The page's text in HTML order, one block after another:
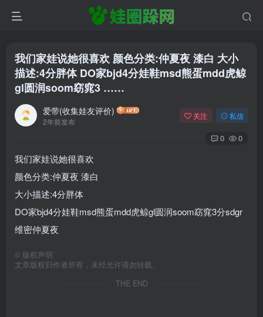
我们家娃说她很喜欢 颜色分类:仲夏夜 漆白 大小
描述:4分胖体 DO家bjd4分娃鞋msd熊蛋mdd虎鲸
gl圆润soom窈窕3 ……
爱带(收集娃友评价)
2年前发布
关注 私信
0 0
我们家娃说她很喜欢
颜色分类:仲夏夜 漆白
大小描述:4分胖体
DO家bjd4分娃鞋msd熊蛋mdd虎鲸gl圆润soom窈窕3分sdgr
维密仲夏夜
© 版权声明
文章版权归作者所有，未经允许请勿转载。
THE END